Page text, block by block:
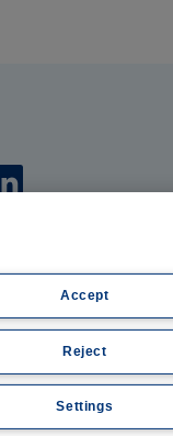
Accept
Reject
Settings